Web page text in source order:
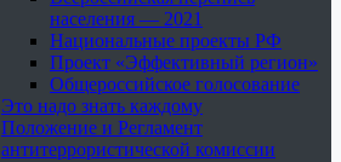
населения — 2021
Национальные проекты РФ
Проект «Эффективный регион»
Общероссийское голосование
Это надо знать каждому
Положение и Регламент
антитеррористической комиссии